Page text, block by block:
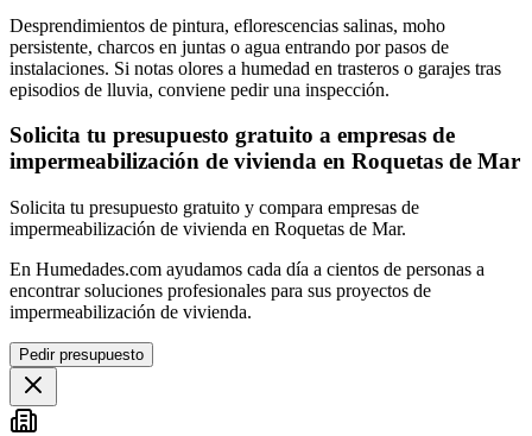
Desprendimientos de pintura, eflorescencias salinas, moho
persistente, charcos en juntas o agua entrando por pasos de
instalaciones. Si notas olores a humedad en trasteros o garajes tras
episodios de lluvia, conviene pedir una inspección.
Solicita tu presupuesto gratuito a empresas de
impermeabilización de vivienda en Roquetas de Mar
Solicita tu presupuesto gratuito y compara empresas de
impermeabilización de vivienda en Roquetas de Mar.
En Humedades.com ayudamos cada día a cientos de personas a
encontrar soluciones profesionales para sus proyectos de
impermeabilización de vivienda.
Pedir presupuesto